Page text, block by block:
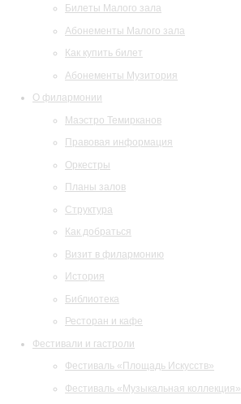
Билеты Малого зала
Абонементы Малого зала
Как купить билет
Абонементы Музитория
О филармонии
Маэстро Темирканов
Правовая информация
Оркестры
Планы залов
Структура
Как добраться
Визит в филармонию
История
Библиотека
Ресторан и кафе
Фестивали и гастроли
Фестиваль «Площадь Искусств»
Фестиваль «Музыкальная коллекция»